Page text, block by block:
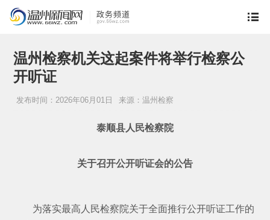
温州检察机关这起案件将举行检察公
开听证
发布时间：2026年06月01日 来源：温州检察
泰顺县人民检察院
关于召开公开听证会的公告
为落实最高人民检察院关于全面推行公开听证工作的